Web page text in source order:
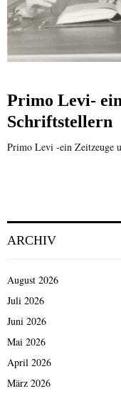
Primo Levi-
Schriftstellern
Primo Levi -ein Zeitzeuge
ARCHIV
August 2026
Juli 2026
Juni 2026
Mai 2026
April 2026
März 2026